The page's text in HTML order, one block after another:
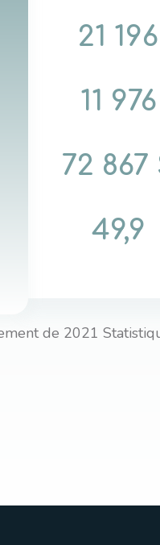
21 196
11 976
72 867
49,9
de 2021